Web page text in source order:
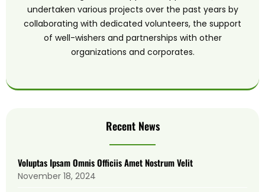
undertaken various projects over the past years by
collaborating with dedicated volunteers, the support
of well-wishers and partnerships with other
organizations and corporates.
Recent News
Voluptas Ipsam Omnis Officiis Amet Nostrum Velit
November 18, 2024